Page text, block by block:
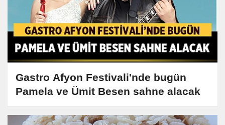
Gastro Afyon Festivali'nde bugün
Pamela ve Ümit Besen sahne alacak